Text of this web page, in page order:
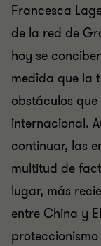
Francesca
de la red de
hoy se
medida que la
obstáculos
internacional.
continuar, las
multitud de
lugar, más
entre China y